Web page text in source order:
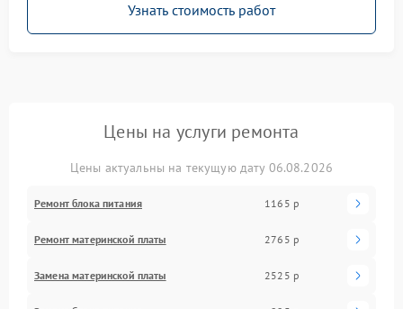
Узнать стоимость работ
Цены на услуги ремонта
Цены актуальны на текущую дату 06.08.2026
Ремонт блока питания 1165 р
Ремонт материнской платы 2765 р
Замена материнской платы 2525 р